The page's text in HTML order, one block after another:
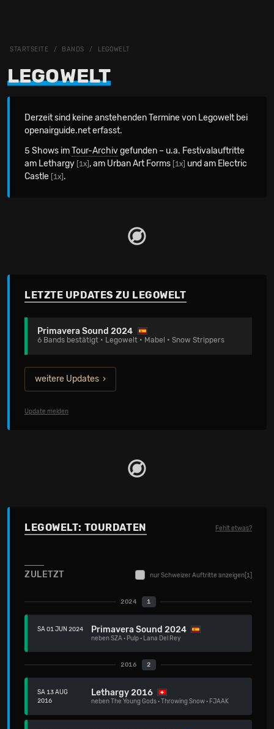
STARTSEITE BANDS LEGOWELT
LEGOWELT
Derzeit sind keine anstehenden Termine von Legowelt bei
openairguide.net erfasst.
5 Shows imTour-Archivgefunden – u.a. Festivalauftritte
am Lethargy [1x] , am Urban Art Forms [1x] und am Electric
Castle [1x] .
LETZTE UPDATES ZU LEGOWELT
Primavera Sound 2024
6 Bands bestätigt • Legowelt • Mabel • Snow Strippers
weitere Updates
Update melden
LEGOWELT: TOURDATEN Fehlt etwas?
ZULETZT nur Schweizer Auftritte anzeigen [1]
2024 1
SA 01 JUN 2024 Primavera Sound 2024
nebenSZA· Pulp· Lana Del Rey
2016 2
SA 13 AUG
2016
Lethargy 2016
nebenThe Young Gods·Throwing Snow· FJAAK